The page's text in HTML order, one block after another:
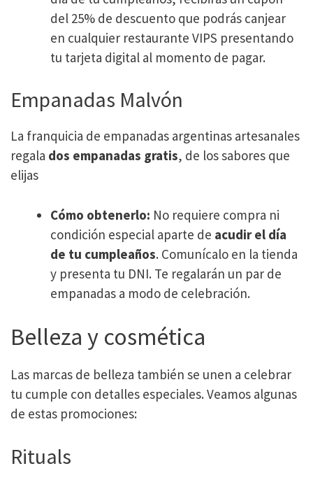
del 25% de descuento que podrás canjear
en cualquier restaurante VIPS presentando
tu tarjeta digital al momento de pagar.
Empanadas Malvón
La franquicia de empanadas argentinas artesanales
regala dos empanadas gratis, de los sabores que
elijas​
Cómo obtenerlo: No requiere compra ni
condición especial aparte de acudir el día
de tu cumpleaños. Comunícalo en la tienda
y presenta tu DNI. Te regalarán un par de
empanadas a modo de celebración.
Belleza y cosmética
Las marcas de belleza también se unen a celebrar
tu cumple con detalles especiales. Veamos algunas
de estas promociones:
Rituals